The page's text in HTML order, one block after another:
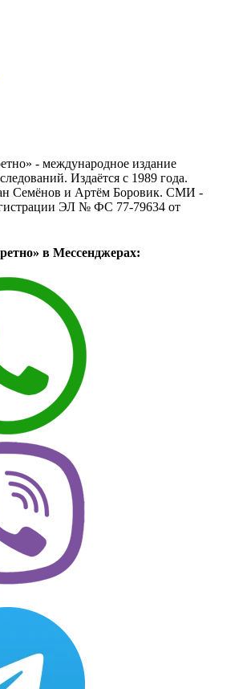
- международное издание
Издаётся с 1989 года.
Семёнов и Артём Боровик. CМИ -
ЭЛ № ФС 77-79634 от
в Мессенджерах: